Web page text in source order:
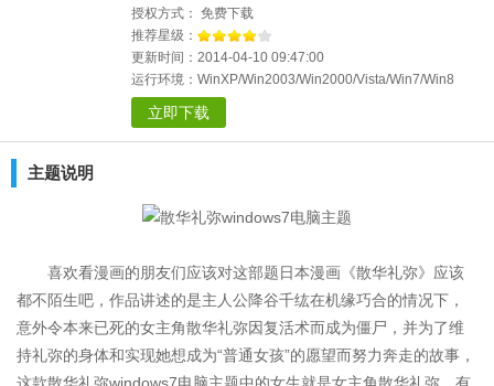
授权方式： 免费下载
推荐星级：
更新时间：2014-04-10 09:47:00
运行环境：WinXP/Win2003/Win2000/Vista/Win7/Win8
立即下载
主题说明
喜欢看漫画的朋友们应该对这部题日本漫画《散华礼弥》应该
都不陌生吧，作品讲述的是主人公降谷千纮在机缘巧合的情况下，
意外令本来已死的女主角散华礼弥因复活术而成为僵尸，并为了维
持礼弥的身体和实现她想成为“普通女孩”的愿望而努力奔走的故事，
这款散华礼弥windows7电脑主题中的女生就是女主角散华礼弥，有